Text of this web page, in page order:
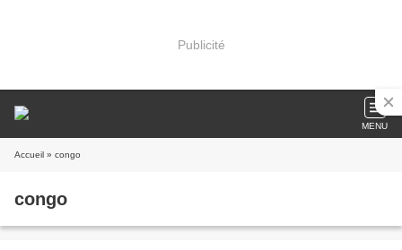
Publicité
MENU
Accueil » congo
congo